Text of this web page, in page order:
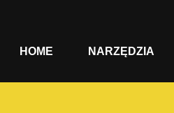
HOME NARZĘDZIA